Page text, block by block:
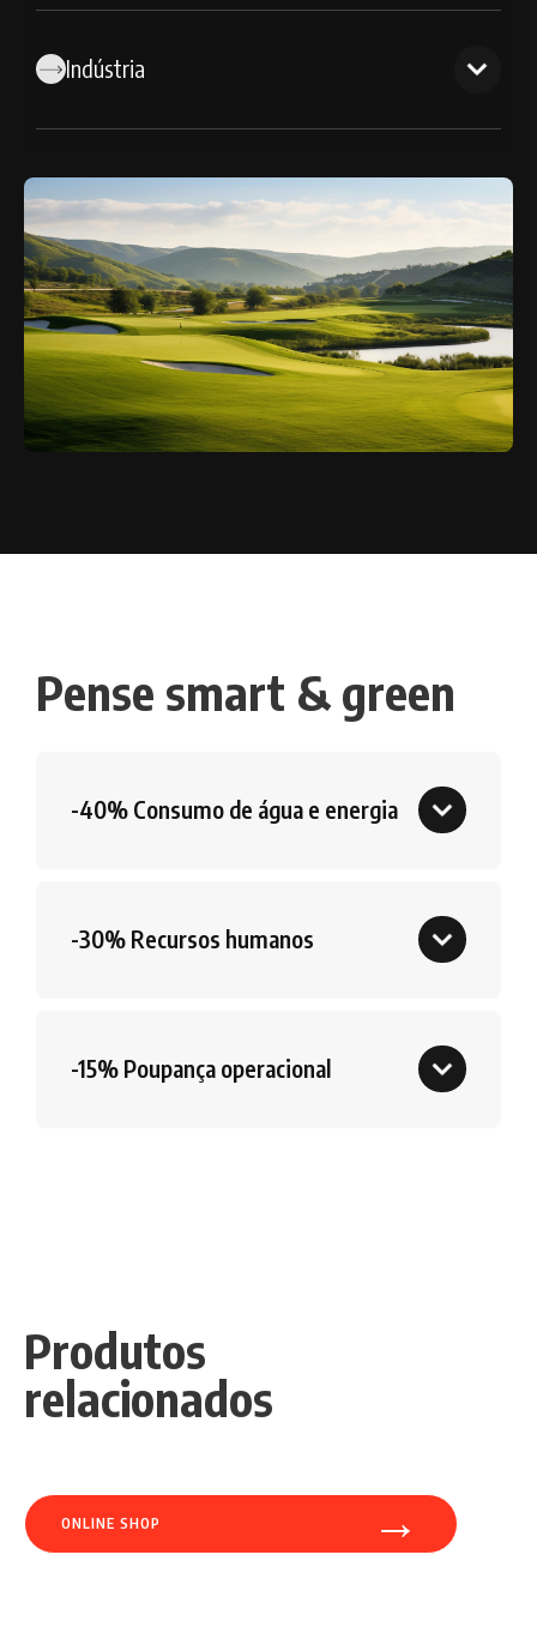
Indústria
Pense smart & green
-40% Consumo de água e energia
-30% Recursos humanos
-15% Poupança operacional
Produtos
relacionados
ONLINE SHOP →